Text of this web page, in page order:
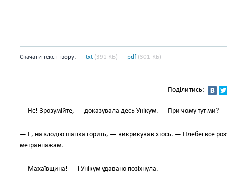
Скачати текст твору: txt (391 КБ) pdf (301 КБ)
Поділитись:
— Нє! Зрозумійте, — доказувала десь Унікум. — При чому тут ми?
— Е, на злодію шапка горить, — викрикував хтось. — Плебеї все
метранпажам.
— Махаївщина! — і Унікум удавано позіхнула.